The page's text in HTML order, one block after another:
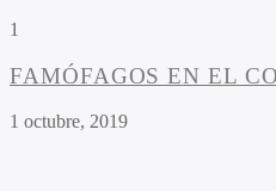
1
FAMÓFAGOS EN EL
1 octubre, 2019